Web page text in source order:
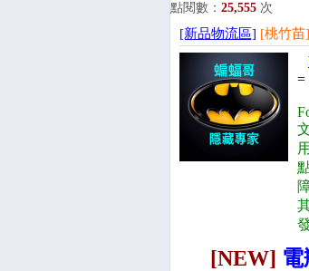
點閱數： 25,555 次
[新品物流區] [桃竹苗
=
[NEW]